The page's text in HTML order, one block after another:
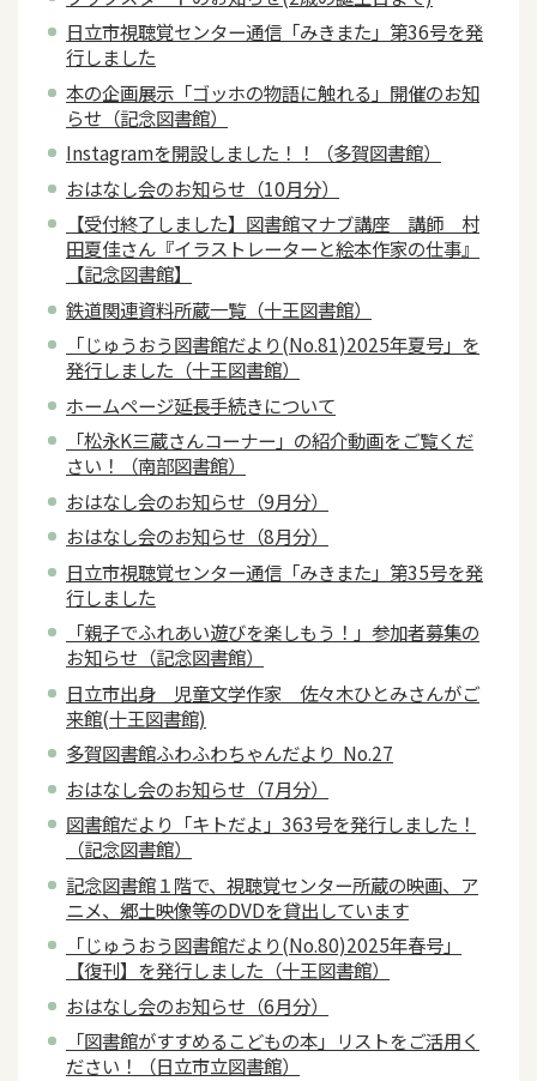
日立市視聴覚センター通信「みきまた」第36号を発
行しました
本の企画展示「ゴッホの物語に触れる」開催のお知
らせ（記念図書館）
Instagramを開設しました！！（多賀図書館）
おはなし会のお知らせ（10月分）
【受付終了しました】図書館マナブ講座 講師 村
田夏佳さん『イラストレーターと絵本作家の仕事』
【記念図書館】
鉄道関連資料所蔵一覧（十王図書館）
「じゅうおう図書館だより(No.81)2025年夏号」を
発行しました（十王図書館）
ホームページ延長手続きについて
「松永K三蔵さんコーナー」の紹介動画をご覧くだ
さい！（南部図書館）
おはなし会のお知らせ（9月分）
おはなし会のお知らせ（8月分）
日立市視聴覚センター通信「みきまた」第35号を発
行しました
「親子でふれあい遊びを楽しもう！」参加者募集の
お知らせ（記念図書館）
日立市出身 児童文学作家 佐々木ひとみさんがご
来館(十王図書館)
多賀図書館ふわふわちゃんだより No.27
おはなし会のお知らせ（7月分）
図書館だより「キトだよ」363号を発行しました！
（記念図書館）
記念図書館１階で、視聴覚センター所蔵の映画、ア
ニメ、郷土映像等のDVDを貸出しています
「じゅうおう図書館だより(No.80)2025年春号」
【復刊】を発行しました（十王図書館）
おはなし会のお知らせ（6月分）
「図書館がすすめるこどもの本」リストをご活用く
ださい！（日立市立図書館）